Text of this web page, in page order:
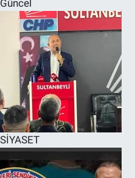
Güncel
SİYASET
SPOR
RESMİ İLANLAR